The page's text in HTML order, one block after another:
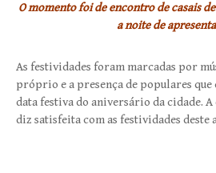
O momento foi de encontro de casais
a noite de
As festividades foram marcadas por
próprio e a presença de populares que
data festiva do aniversário da cidade. A
diz satisfeita com as festividades deste